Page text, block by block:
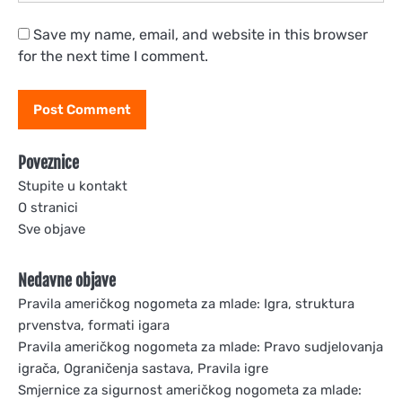
Save my name, email, and website in this browser
for the next time I comment.
Poveznice
Stupite u kontakt
O stranici
Sve objave
Nedavne objave
Pravila američkog nogometa za mlade: Igra, struktura
prvenstva, formati igara
Pravila američkog nogometa za mlade: Pravo sudjelovanja
igrača, Ograničenja sastava, Pravila igre
Smjernice za sigurnost američkog nogometa za mlade: